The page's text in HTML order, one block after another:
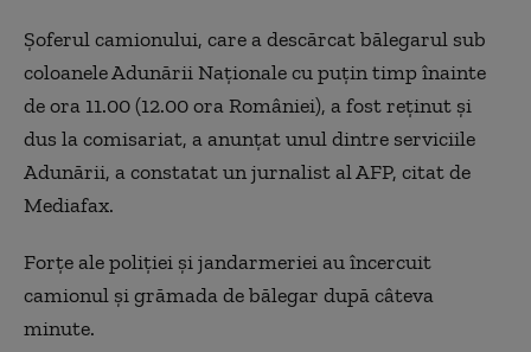
Şoferul camionului, care a descărcat bălegarul sub
coloanele Adunării Naţionale cu puţin timp înainte
de ora 11.00 (12.00 ora României), a fost reţinut şi
dus la comisariat, a anunţat unul dintre serviciile
Adunării, a constatat un jurnalist al AFP, citat de
Mediafax.
Forţe ale poliţiei şi jandarmeriei au încercuit
camionul şi grămada de bălegar după câteva
minute.